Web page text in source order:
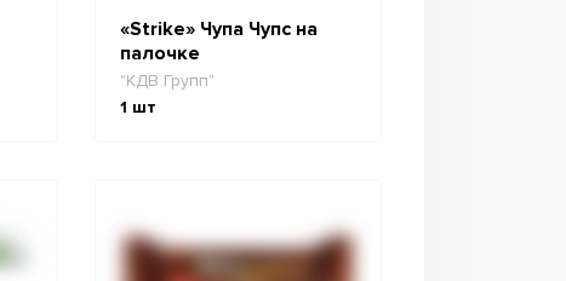
«Strike» Чупа Чупс на
палочке
"КДВ Групп"
1 шт